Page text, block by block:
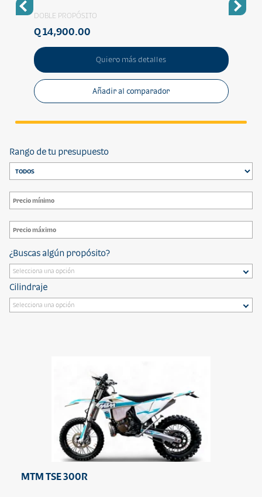
DOBLE PROPÓSITO
Q 14,900.00
Quiero más detalles
Añadir al comparador
Rango de tu presupuesto
¿Buscas algún propósito?
Cilindraje
MTM TSE 300R